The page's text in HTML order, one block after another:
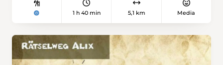
1 h 40 min 5,1 km Media